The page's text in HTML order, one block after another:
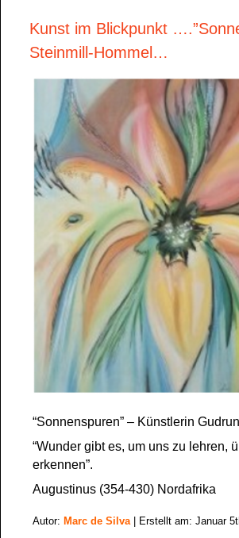
Kunst im Blickpunkt
Steinmill-Hommel…
“Sonnenspuren” – Künstlerin
“Wunder gibt es, um uns zu lehren,
erkennen”.
Augustinus (354-430) Nordafrika
Autor: Marc de Silva| Erstellt am: Januar